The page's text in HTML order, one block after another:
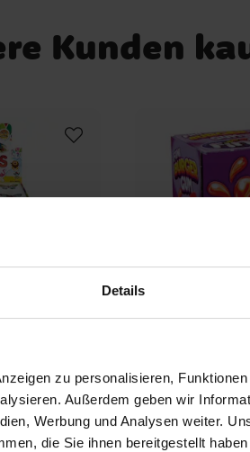
Details
zu personalisieren,
Außerdem geben wir
Werbung und Analysen weiter.
die Sie ihnen bereitgestellt
Kunden
6er-Pack